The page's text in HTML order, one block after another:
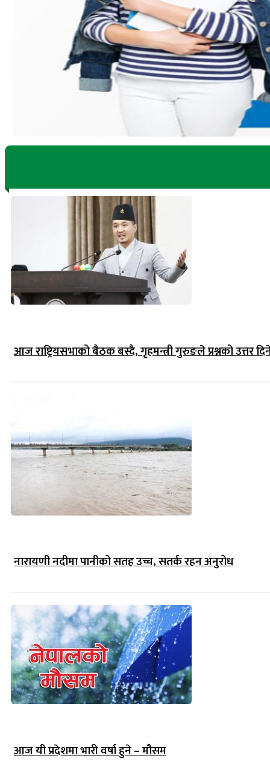
आज राष्ट्रियसभाको बैठक बस्दै, गृहमन्त्री गुरुङले प्रश्नको उत्तर
नारायणी नदीमा पानीको सतह उच्च, सतर्क रहन अनुरोध
आज यी प्रदेशमा भारी वर्षा हुने – मौसम